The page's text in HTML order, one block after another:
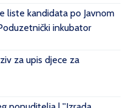
liste kandidata po Javnom
inkubator
za upis djece za